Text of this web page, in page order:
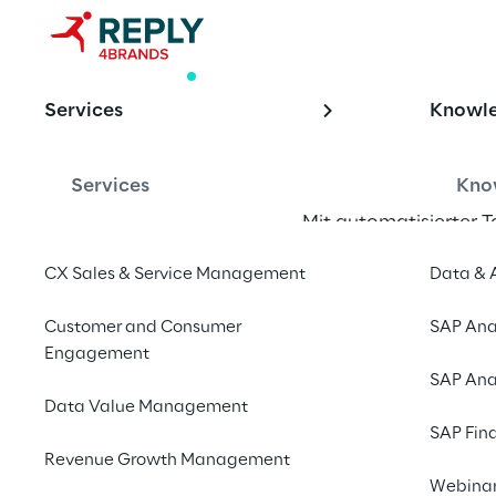
Services
Services
CX Sales & Service Management
Customer and Consumer
Engagement
Data Value Management
Revenue Growth Management
Data &
SAP
SAP
SAP
Reply Routes
Mit automatisierter
Whitepaper